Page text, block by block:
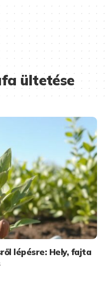
ültetése
lépésre: Hely, fajta